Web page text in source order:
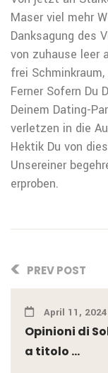
Maser viel mehr
Danksagung des
von zuhause leer
frei
Ferner Sofern Du
Deinem Dating-
verletzen in die
Hektik Du von
Unsereiner
erproben.
PREV POST
April 11, 2024
Opinioni di
a titolo ...